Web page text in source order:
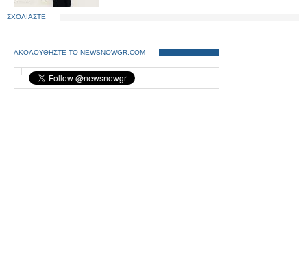
ΣΧΟΛΙΑΣΤΕ
ΑΚΟΛΟΥΘΗΣΤΕ ΤΟ NEWSNOWGR.COM